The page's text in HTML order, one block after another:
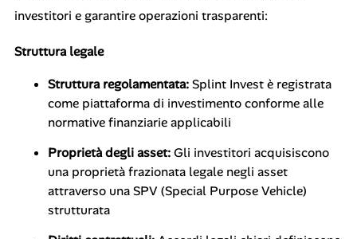
investitori e garantire operazioni trasparenti:
Struttura legale
Struttura regolamentata:Splint Invest è registrata
come piattaforma di investimento conforme alle
normative finanziarie applicabili
Proprietà degli asset:Gli investitori acquisiscono
una proprietà frazionata legale negli asset
attraverso una SPV (Special Purpose Vehicle)
strutturata